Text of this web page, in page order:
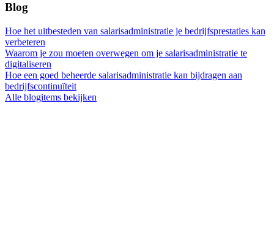
Blog
Hoe het uitbesteden van salarisadministratie je bedrijfsprestaties kan
verbeteren
Waarom je zou moeten overwegen om je salarisadministratie te
digitaliseren
Hoe een goed beheerde salarisadministratie kan bijdragen aan
bedrijfscontinuïteit
Alle blogitems bekijken